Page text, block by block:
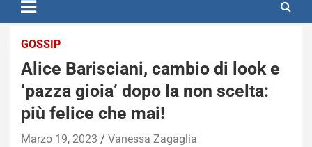
GOSSIP
Alice Barisciani, cambio di look e
‘pazza gioia’ dopo la non scelta:
più felice che mai!
Marzo 19, 2023 Vanessa Zagaglia